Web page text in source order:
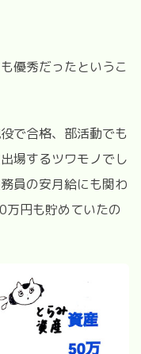
優秀だったというこ
で合格、部活動でも
場するツワモノでし
員の安月給にも関わ
円も貯めていたの